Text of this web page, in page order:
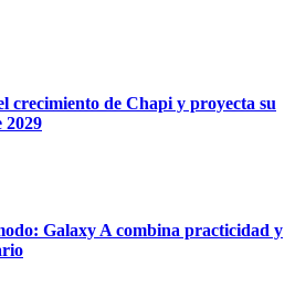
crecimiento de Chapi y proyecta su
2029
Galaxy A combina practicidad y